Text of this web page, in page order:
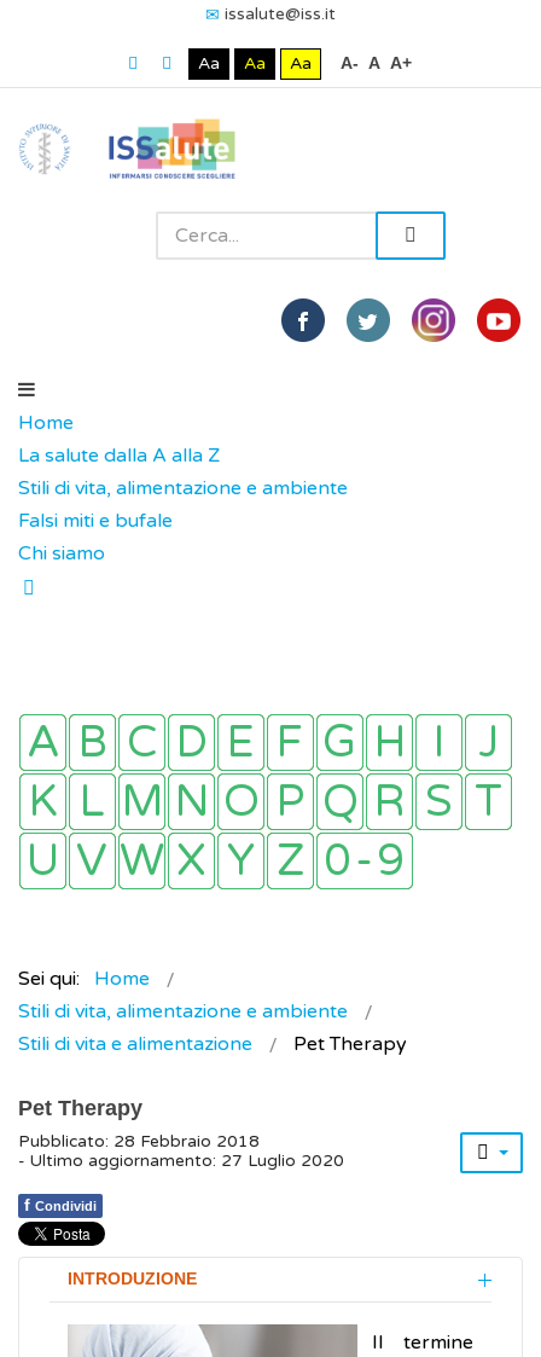
issalute@iss.it
Aa Aa Aa A- A A+
Home
La salute dalla A alla Z
Stili di vita, alimentazione e ambiente
Falsi miti e bufale
Chi siamo
Sei qui:
Home
Stili di vita, alimentazione e ambiente
Stili di vita e alimentazione
Pet Therapy
Pet Therapy
Pubblicato: 28 Febbraio 2018
- Ultimo aggiornamento: 27 Luglio 2020
f Condividi
INTRODUZIONE
Il termine